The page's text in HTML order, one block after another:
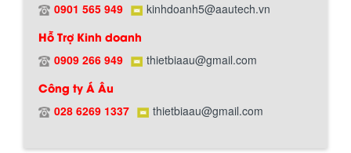
0901 565 949 kinhdoanh5@aautech.vn
Hỗ Trợ Kinh doanh
0909 266 949 thietbiaau@gmail.com
Công ty Á Âu
028 6269 1337 thietbiaau@gmail.com
tạo gồm 2 lớp inox và được dùng để
làm giảm nhiệt độ của nguyên...